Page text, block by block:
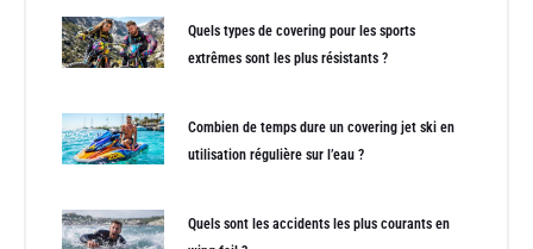
Quels types de covering pour les sports
extrêmes sont les plus résistants ?
Combien de temps dure un covering jet ski en
utilisation régulière sur l’eau ?
Quels sont les accidents les plus courants en